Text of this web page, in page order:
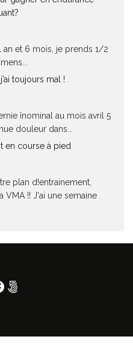
an et 6 mois, je prends 1/2
toujours mal !
înominal au mois avril 5
douleur dans...
en course à pied
plan d!entrainement,
VMA !! J'ai une semaine
500px